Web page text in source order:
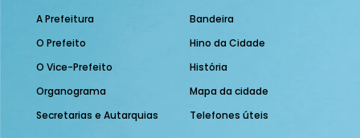
A Prefeitura
O Prefeito
O Vice-Prefeito
Organograma
Secretarias e Autarquias
Bandeira
Hino da Cidade
História
Mapa da cidade
Telefones úteis